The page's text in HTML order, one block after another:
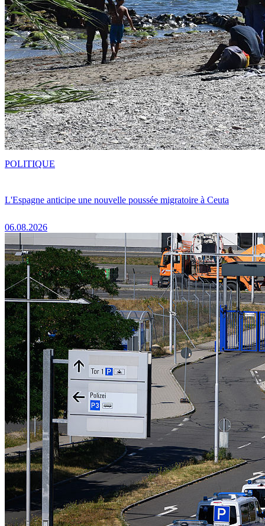
L'Espagne anticipe une nouvelle poussée migratoire à Ceuta
06.08.2026
POLITIQUE